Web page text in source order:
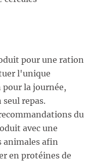
pour une ration
l'unique
la journée,
repas.
du
avec une
animales afin
en protéines de